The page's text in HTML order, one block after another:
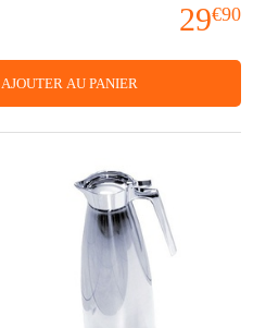
29€90
AJOUTER AU PANIER